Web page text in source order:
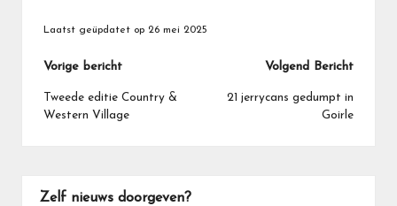
Laatst geüpdatet op 26 mei 2025
Bericht
navigatie
Vorige bericht
Tweede editie Country &
Western Village
Volgend Bericht
21 jerrycans gedumpt in
Goirle
Zelf nieuws doorgeven?